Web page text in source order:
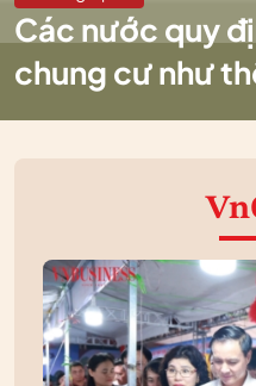
Các nước quy
chung cư như